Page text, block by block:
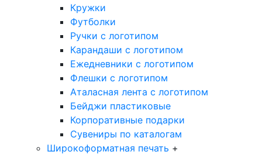
Кружки
Футболки
Ручки с логотипом
Карандаши с логотипом
Ежедневники с логотипом
Флешки с логотипом
Аталасная лента с логотипом
Бейджи пластиковые
Корпоративные подарки
Сувениры по каталогам
Широкоформатная печать +